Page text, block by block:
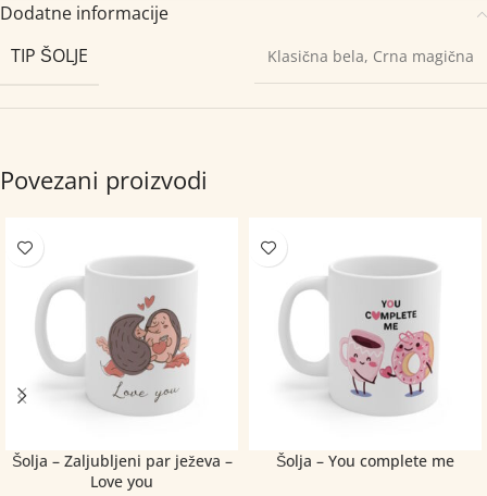
Dodatne informacije
TIP ŠOLJE
Klasična bela, Crna magična
Povezani proizvodi
Šolja – Zaljubljeni par ježeva –
Love you
Šolja – You complete me